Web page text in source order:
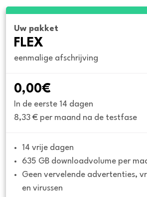
Uw pakket
FLEX
eenmalige afschrijving
0,00€
In de eerste 14 dagen
8,33 € per maand na de testfase
14 vrije dagen
635 GB downloadvolume per
Geen vervelende advertenties,
en virussen